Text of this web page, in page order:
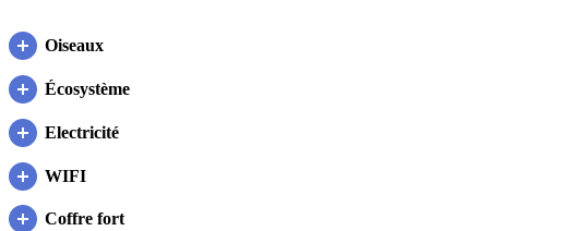
Oiseaux
Écosystème
Electricité
WIFI
Coffre fort